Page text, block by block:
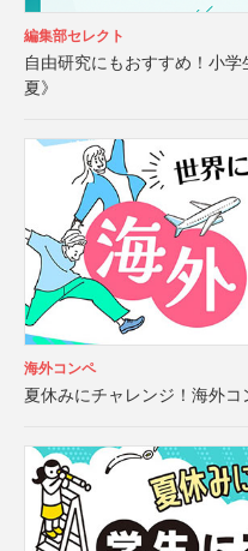
編集部セレクト
自由研究にもおすすめ！小
夏》
海外コンペ
夏休みにチャレンジ！海外コ